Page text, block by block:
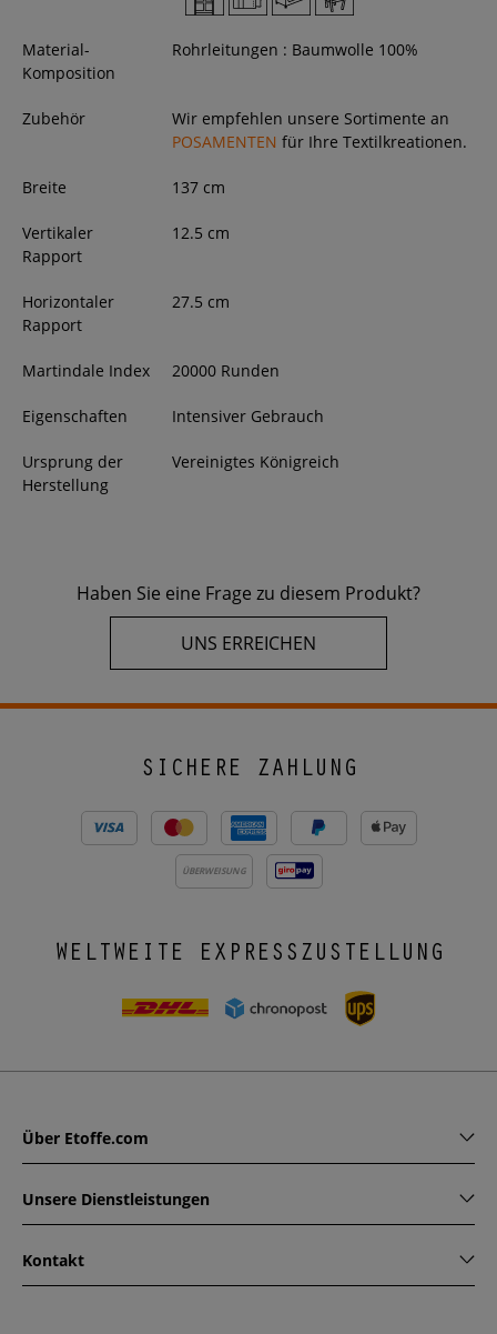
Material-
Komposition
Rohrleitungen : Baumwolle 100%
Zubehör
Wir empfehlen unsere Sortimente an
POSAMENTEN für Ihre Textilkreationen.
Breite 137 cm
Vertikaler
Rapport
12.5 cm
Horizontaler
Rapport
27.5 cm
Martindale Index 20000 Runden
Eigenschaften Intensiver Gebrauch
Ursprung der
Herstellung
Vereinigtes Königreich
Haben Sie eine Frage zu diesem Produkt?
UNS ERREICHEN
SICHERE ZAHLUNG
ÜBERWEISUNG
WELTWEITE EXPRESSZUSTELLUNG
Über Etoffe.com
Unsere Dienstleistungen
Kontakt